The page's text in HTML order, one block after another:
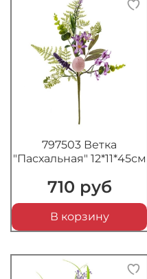
797503 Ветка
"Пасхальная" 12*11*45см
710 руб
В корзину